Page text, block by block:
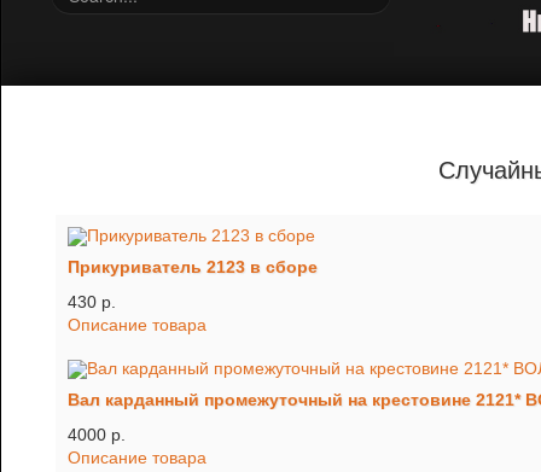
Прикуриватель 2123 в сборе
430 p.
Описание товара
Вал карданный промежуточный на крестовине 2121*
4000 p.
Описание товара